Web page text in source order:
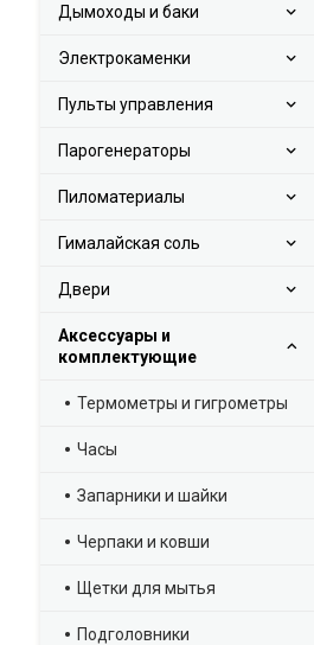
Дымоходы и баки
Электрокаменки
Пульты управления
Парогенераторы
Пиломатериалы
Гималайская соль
Двери
Аксессуары и
комплектующие
Термометры и гигрометры
Часы
Запарники и шайки
Черпаки и ковши
Щетки для мытья
Подголовники